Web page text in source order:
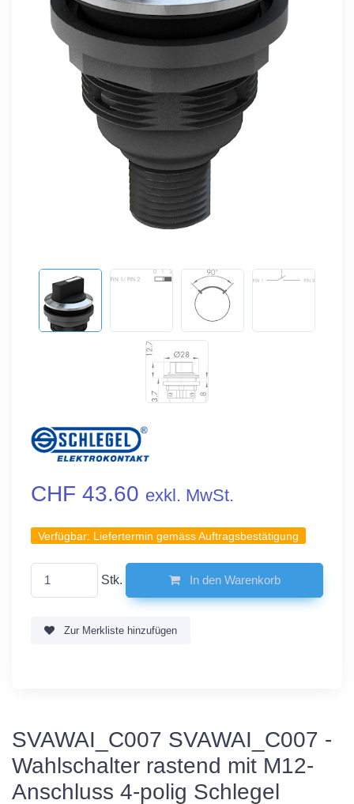
CHF 43.60 exkl. MwSt.
Verfügbar: Liefertermin gemäss Auftragsbestätigung
Stk. In den Warenkorb
Zur Merkliste hinzufügen
SVAWAI_C007 SVAWAI_C007 -
Wahlschalter rastend mit M12-
Anschluss 4-polig Schlegel